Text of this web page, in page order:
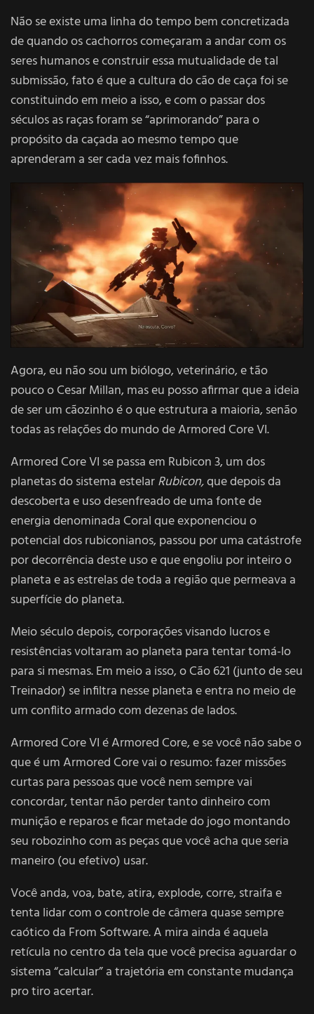
Não se existe uma linha do tempo bem concretizada
de quando os cachorros começaram a andar com os
seres humanos e construir essa mutualidade de tal
submissão, fato é que a cultura do cão de caça foi se
constituindo em meio a isso, e com o passar dos
séculos as raças foram se “aprimorando” para o
propósito da caçada ao mesmo tempo que
aprenderam a ser cada vez mais fofinhos.
Agora, eu não sou um biólogo, veterinário, e tão
pouco o Cesar Millan, mas eu posso afirmar que a ideia
de ser um cãozinho é o que estrutura a maioria, senão
todas as relações do mundo de Armored Core VI.
Armored Core VI se passa em Rubicon 3, um dos
planetas do sistema estelarRubicon,que depois da
descoberta e uso desenfreado de uma fonte de
energia denominada Coral que exponenciou o
potencial dos rubiconianos, passou por uma catástrofe
por decorrência deste uso e que engoliu por inteiro o
planeta e as estrelas de toda a região que permeava a
superfície do planeta.
Meio século depois, corporações visando lucros e
resistências voltaram ao planeta para tentar tomá-lo
para si mesmas. Em meio a isso, o Cão 621 (junto de seu
Treinador) se infiltra nesse planeta e entra no meio de
um conflito armado com dezenas de lados.
Armored Core VI é Armored Core, e se você não sabe o
que é um Armored Core vai o resumo: fazer missões
curtas para pessoas que você nem sempre vai
concordar, tentar não perder tanto dinheiro com
munição e reparos e ficar metade do jogo montando
seu robozinho com as peças que você acha que seria
maneiro (ou efetivo) usar.
Você anda, voa, bate, atira, explode, corre, straifa e
tenta lidar com o controle de câmera quase sempre
caótico da From Software. A mira ainda é aquela
retícula no centro da tela que você precisa aguardar o
sistema “calcular” a trajetória em constante mudança
pro tiro acertar.